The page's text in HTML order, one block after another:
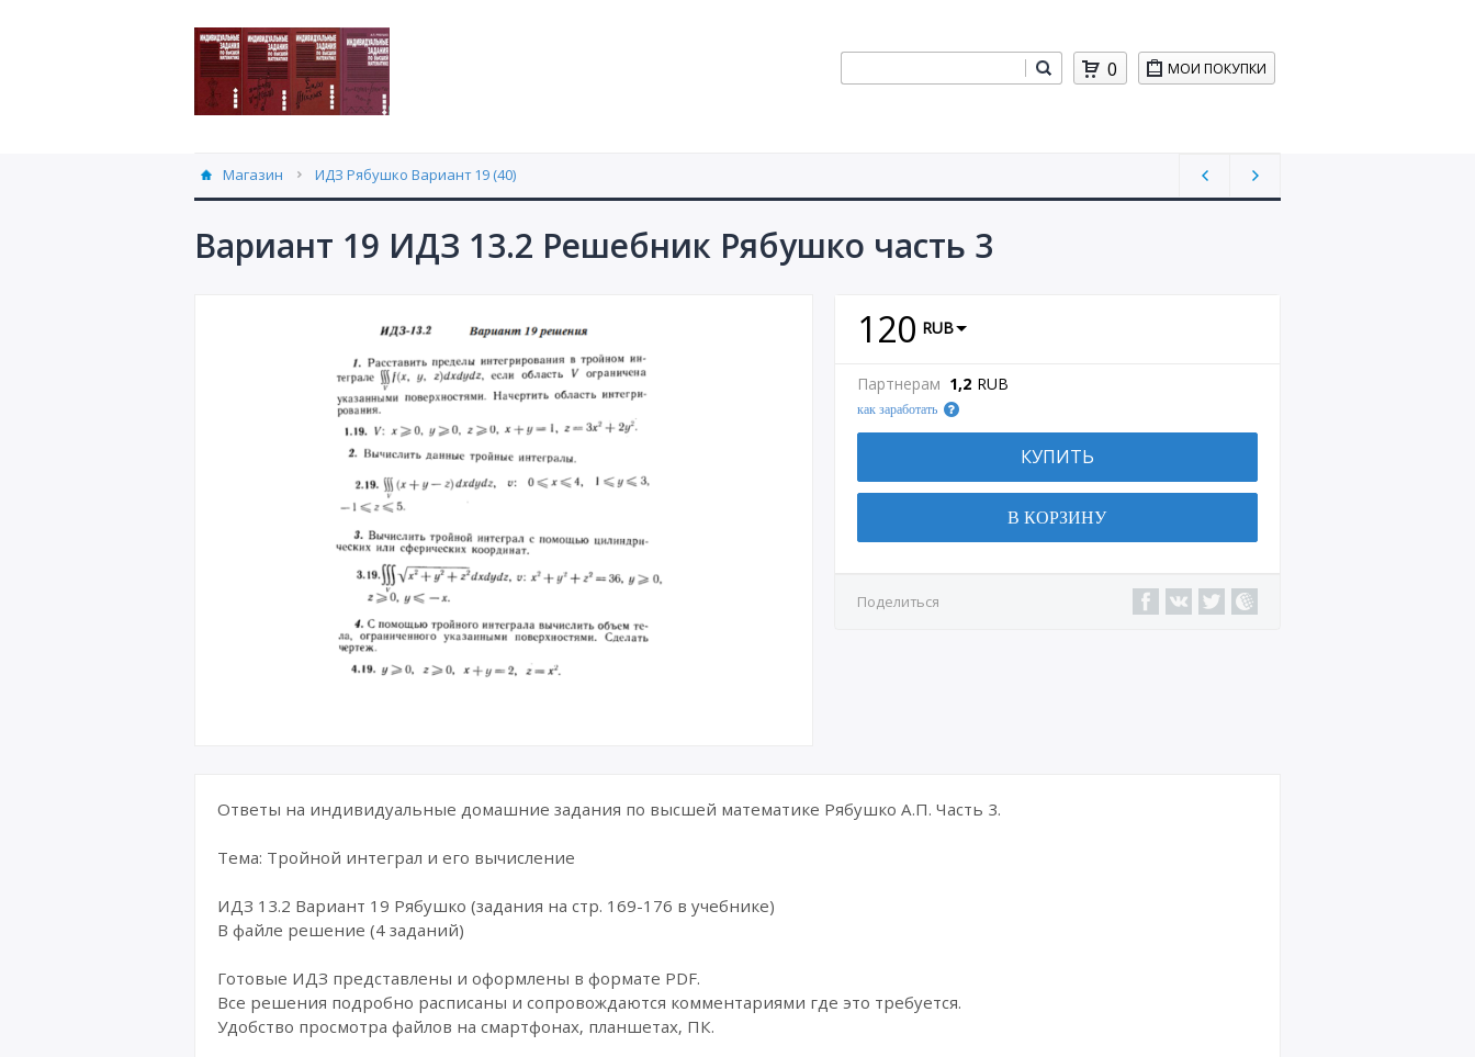
МОИ ПОКУПКИ
0
Магазин ИДЗ Рябушко Вариант 19 (40)
Вариант 19 ИДЗ 13.2 Решебник Рябушко часть 3
120 RUB
Партнерам 1,2 RUB
как заработать
КУПИТЬ
В КОРЗИНУ
Поделиться
Ответы на индивидуальные домашние задания по высшей математике Рябушко А.П. Часть 3.
Тема: Тройной интеграл и его вычисление
ИДЗ 13.2 Вариант 19 Рябушко (задания на стр. 169-176 в учебнике)
В файле решение (4 заданий)
Готовые ИДЗ представлены и оформлены в формате PDF.
Все решения подробно расписаны и сопровождаются комментариями где это требуется.
Удобство просмотра файлов на смартфонах, планшетах, ПК.